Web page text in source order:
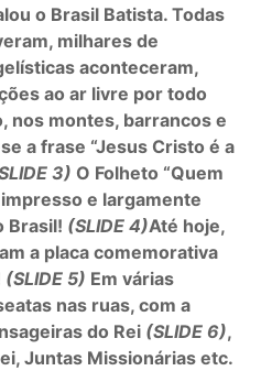
o Brasil Batista. Todas
milhares de
aconteceram,
ao ar livre por todo
nos montes, barrancos e
a frase “Jesus Cristo é a
3) O Folheto “Quem
e largamente
Brasil! (SLIDE 4)Até hoje,
a placa comemorativa
(SLIDE 5) Em várias
nas ruas, com a
do Rei (SLIDE 6),
Juntas Missionárias etc.